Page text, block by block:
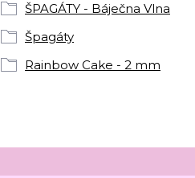
ŠPAGÁTY - Báječna Vlna
Špagáty
Rainbow Cake - 2 mm